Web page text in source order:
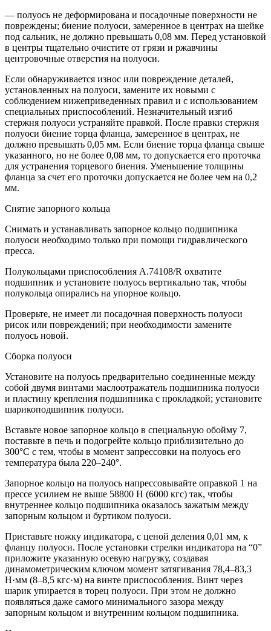
— полуось не деформирована и посадочные поверхности не
повреждены; биение полуоси, замеренное в центрах на шейке
под сальник, не должно превышать 0,08 мм. Перед установкой
в центры тщательно очистите от грязи и ржавчины
центровочные отверстия на полуоси.
Если обнаруживается износ или повреждение деталей,
установленных на полуоси, замените их новыми с
соблюдением нижеприведенных правил и с использованием
специальных приспособлений. Незначительный изгиб
стержня полуоси устраняйте правкой. После правки стержня
полуоси биение торца фланца, замеренное в центрах, не
должно превышать 0,05 мм. Если биение торца фланца свыше
указанного, но не более 0,08 мм, то допускается его проточка
для устранения торцевого биения. Уменьшение толщины
фланца за счет его проточки допускается не более чем на 0,2
мм.
Снятие запорного кольца
Снимать и устанавливать запорное кольцо подшипника
полуоси необходимо только при помощи гидравлического
пресса.
Полукольцами приспособления А.74108/R охватите
подшипник и установите полуось вертикально так, чтобы
полукольца опирались на упорное кольцо.
Проверьте, не имеет ли посадочная поверхность полуоси
рисок или повреждений; при необходимости замените
полуось новой.
Сборка полуоси
Установите на полуось предварительно соединенные между
собой двумя винтами маслоотражатель подшипника полуоси
и пластину крепления подшипника с прокладкой; установите
шарикоподшипник полуоси.
Вставьте новое запорное кольцо в специальную обойму 7,
поставьте в печь и подогрейте кольцо приблизительно до
300°С с тем, чтобы в момент запрессовки на полуось его
температура была 220–240°.
Запорное кольцо на полуось напрессовывайте оправкой 1 на
прессе усилием не выше 58800 Н (6000 кгс) так, чтобы
внутреннее кольцо подшипника оказалось зажатым между
запорным кольцом и буртиком полуоси.
Приставьте ножку индикатора, с ценой деления 0,01 мм, к
фланцу полуоси. После установки стрелки индикатора на “0”
приложите указанную осевую нагрузку, создавая
динамометрическим ключом момент затягивания 78,4–83,3
Н·мм (8–8,5 кгс·м) на винте приспособления. Винт через
шарик упирается в торец полуоси. При этом не должно
появляться даже самого минимального зазора между
запорным кольцом и внутренним кольцом подшипника.